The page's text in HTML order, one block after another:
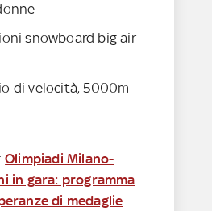
snowboard big air
di velocità, 5000m
:Olimpiadi Milano-
in gara: programma
di medaglie